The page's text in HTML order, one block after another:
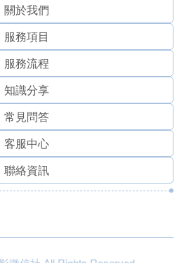
關於我們
服務項⽬
服務流程
知識分享
常見問答
客服中心
聯絡資訊